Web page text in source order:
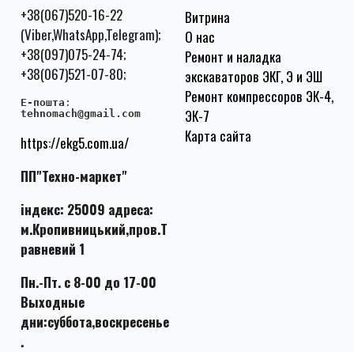
+38(067)520-16-22
(Viber,WhatsApp,Telegram);
+38(097)075-24-74;
+38(067)521-07-80;
E-пошта :
tehnomach@gmail.com
https://ekg5.com.ua/
ПП"Техно-маркет"
індекс: 25009 адреса:
м.Кропивницький,пров.Т
равневий 1
Пн.-Пт. с 8-00 до 17-00
Выходные
дни:суббота,воскресенье
.
Витрина
О нас
Ремонт и наладка
экскаваторов ЭКГ, Э и ЭШ
Ремонт компрессоров ЭК-4,
ЭК-7
Карта сайта